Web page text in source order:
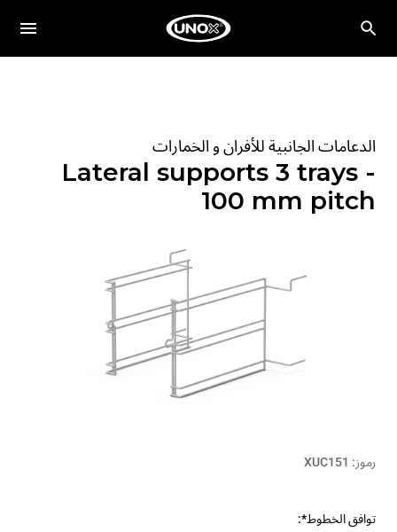
الدعامات الجانبية للأفران و الخمارات
Lateral supports 3 trays -
100 mm pitch
رموز: XUC151
توافق الخطوط*: